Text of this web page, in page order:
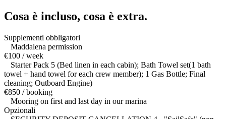
Cosa è incluso, cosa è extra.
Supplementi obbligatori
Maddalena permission
€100 / week
Starter Pack 5 (Bed linen in each cabin); Bath Towel set(1 bath
towel + hand towel for each crew member); 1 Gas Bottle; Final
cleaning; Outboard Engine)
€850 / booking
Mooring on first and last day in our marina
Opzionali